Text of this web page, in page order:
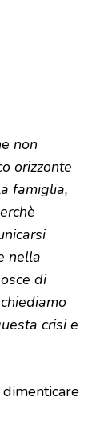
non
orizzonte
famiglia,
nella
di
crisi e